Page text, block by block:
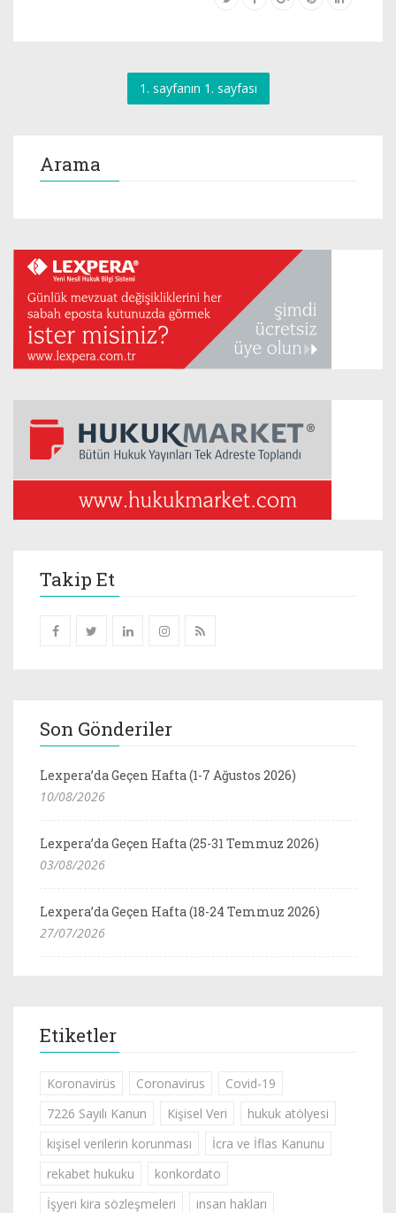
1. sayfanın 1. sayfası
Arama
Takip Et
Son Gönderiler
Lexpera’da Geçen Hafta (1-7 Ağustos 2026)
10/08/2026
Lexpera’da Geçen Hafta (25-31 Temmuz 2026)
03/08/2026
Lexpera’da Geçen Hafta (18-24 Temmuz 2026)
27/07/2026
Etiketler
Koronavirüs Coronavirus
Covid-19
7226 Sayılı Kanun
Kişisel Veri
hukuk atölyesi
kişisel verilerin korunması
İcra ve İflas Kanunu
rekabet hukuku
konkordato
İşyeri kira sözleşmeleri
insan hakları